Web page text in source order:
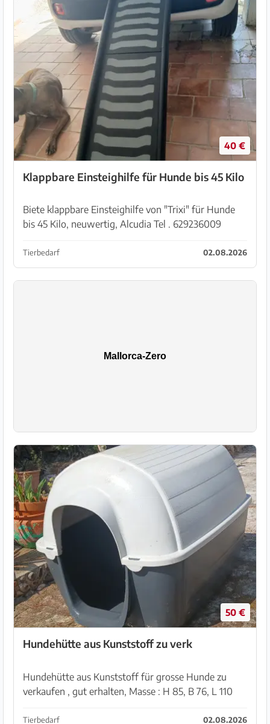
40 €
Klappbare Einsteighilfe für Hunde bis 45 Kilo
Biete klappbare Einsteighilfe von "Trixi" für Hunde
bis 45 Kilo, neuwertig, Alcudia Tel . 629236009
Tierbedarf 02.08.2026
50 €
Hundehütte aus Kunststoff zu verk
Hundehütte aus Kunststoff für grosse Hunde zu
verkaufen , gut erhalten, Masse : H 85, B 76, L 110
Tierbedarf 02.08.2026